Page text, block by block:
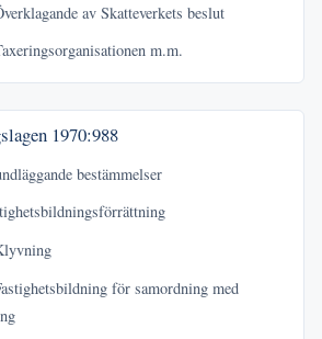
av Skatteverkets beslut
m.m.
1970:988
bestämmelser
för samordning med